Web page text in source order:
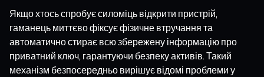
Якщо хтось спробує силоміць відкрити пристрій,
гаманець миттєво фіксує фізичне втручання та
автоматично стирає всю збережену інформацію про
приватний ключ, гарантуючи безпеку активів. Такий
механізм безпосередньо вирішує відомі проблеми у